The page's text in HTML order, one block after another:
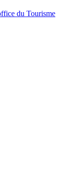
du Tourisme